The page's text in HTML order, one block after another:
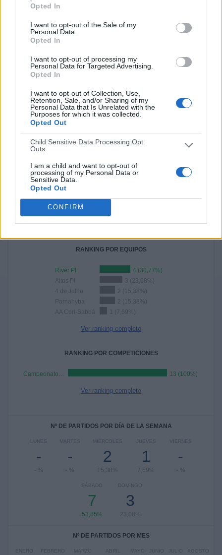
Opted In
I want to opt-out of the Sale of my
Personal Data.
Opted In
I want to opt-out of processing my
Personal Data for Targeted Advertising.
Opted In
I want to opt-out of Collection, Use,
Retention, Sale, and/or Sharing of my
Personal Data that Is Unrelated with the
Purposes for which it was collected.
Opted Out
Child Sensitive Data Processing Opt
Outs
I am a child and want to opt-out of
processing of my Personal Data or
Sensitive Data.
Opted Out
CONFIRM
15/04/2023 Campeonato Piauiense por Elevensports.com
RANKING POR CANALES
Ver ranking completo
DÍAS
1209
PARTIDOS
0
CONSECUTIVOS
6 partidos de visitante
TOTAL
MÁXIMO
TOTAL
1
RANKING POR EQUIPOS
River PI
4 (30,77%)
Altos PI
3 (23,08%)
4 de Julho
2 (15,38%)
Parnahyba
2 (15,38%)
AA Cori-Sabbá
1 (7,69%)
Ver ranking completo
RANKING POR COMPETICIONES
Campeonato Piauiense 13 (100%)
Ver ranking completo
Nº DE PARTIDOS POR DÍA DE LA SEMANA
LUNES
-
- %
MARTES
-
- %
MIÉRCOLES
2
15,38%
JUEVES
1
7,69%
VIERNES
-
- %
SÁBADO
7
53,85%
DOMINGO
3
23,08%
Nº DE PARTIDOS POR MES
ENERO FEBRERO MARZO ABRIL MAYO JUNIO JULIO AGOSTO